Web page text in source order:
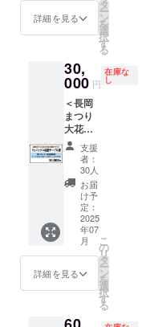
場合
も、ご
及び代
替品の
発送は
行いま
せん ※
花火大
会が延
期と
なった
場合
は、延
期した
日にそ
のまま
利用可
お、延
期によ
様の都
な
お、延
様の都
合での
返金は
できま
せん ※
ご支援
後の
キャン
セル、
チケッ
トの種
類や日
にちの
変更は
んので
ご了承
利用で
きる
4,000円
買物券
（飲食
チケッ
ト）付
きで
す。
【ご支
援いた
だく前
に必ず
ご確認
くださ
い】 ※
花火大
なった
場合
のでご
注意く
フェ
ニック
ス席に
は長岡
の美味
しい味
などを
販売す
る「お
もてな
しブー
ス」
（飲食
屋台）
ちらで
利用で
17 ※色
はライ
種類で
す
詳細を見る
タ
ー
ン
を
選
択
す
る
30,
000 円
在庫な
し
＜長岡
まつり
大花火
大会
観覧チ
ケット
＞
●8/2（
土）
フェ
ニック
ス応援
テーブ
ル席●
※1名
のご要
支援
者：
30人
お届
け予
定：
2025
年07
月
詳細を見る
こ
の
リ
タ
ー
ン
を
選
択
す
る